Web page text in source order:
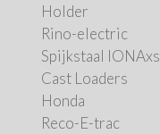
Holder
Rino-electric
Spijkstaal IONAxs
Cast Loaders
Honda
Reco-E-trac